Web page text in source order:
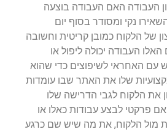
העבודה האם העבודה בוצעה
נקי ומסודר בסוף יום
של הלקוח כמובן קריטית וחשובה
העבודה יכולה ליפול או
עם האחראי לשיפוצים כדי שהוא
שלו את האתר שבו עומדות
את הלקוח לגבי הדרישה שלו
פרקטי לבצע עבודות כאלו או
מול הלקוח, את מה שיש שם כרגע